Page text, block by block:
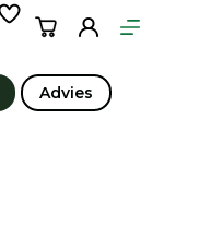
Winkelwagen
Advies